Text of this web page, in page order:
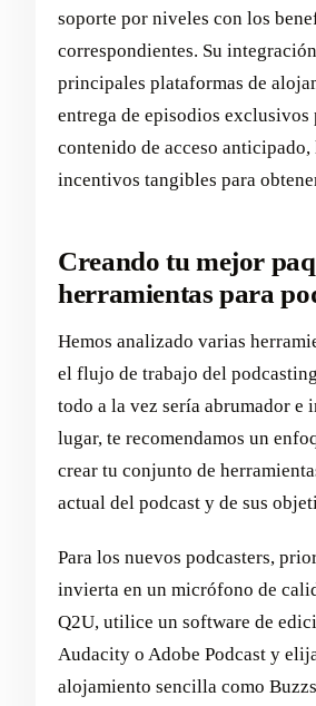
soporte por niveles con los
correspondientes. Su
principales plataformas de
entrega de episodios exclusivos
contenido de acceso anticipado,
incentivos tangibles para
Creando tu mejor
herramientas para
Hemos analizado varias
el flujo de trabajo del
todo a la vez sería abrumador e
lugar, te recomendamos un
crear tu conjunto de
actual del podcast y de sus
Para los nuevos podcasters,
invierta en un micrófono de
Q2U, utilice un software de
Audacity o Adobe Podcast y
alojamiento sencilla como